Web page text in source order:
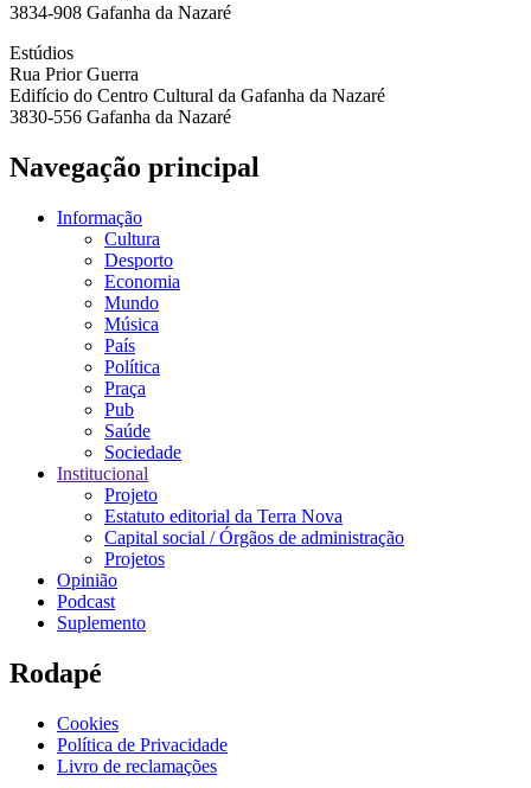
3834-908 Gafanha da Nazaré
Estúdios
Rua Prior Guerra
Edifício do Centro Cultural da Gafanha da Nazaré
3830-556 Gafanha da Nazaré
Navegação principal
Informação
Cultura
Desporto
Economia
Mundo
Música
País
Política
Praça
Pub
Saúde
Sociedade
Institucional
Projeto
Estatuto editorial da Terra Nova
Capital social / Órgãos de administração
Projetos
Opinião
Podcast
Suplemento
Rodapé
Cookies
Política de Privacidade
Livro de reclamações